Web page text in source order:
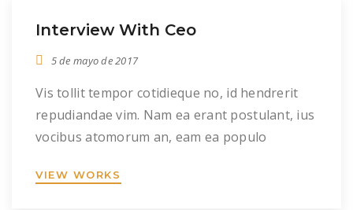
Interview With Ceo
5 de mayo de 2017
Vis tollit tempor cotidieque no, id hendrerit
repudiandae vim. Nam ea erant postulant, ius
vocibus atomorum an, eam ea populo
complectitur, usu clita homero ne, ius putent
VIEW WORKS